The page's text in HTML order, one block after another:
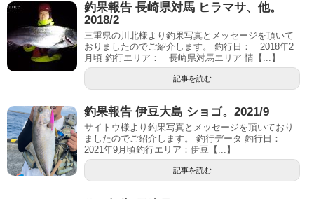
釣果報告 長崎県対馬 ヒラマサ、他。
2018/2
三重県の川北様より釣果写真とメッセージを頂いて
おりましたのでご紹介します。 釣行日： 2018年2
月頃 釣行エリア： 長崎県対馬エリア 情【...】
記事を読む
釣果報告 伊豆大島 ショゴ。2021/9
サイトウ様より釣果写真とメッセージを頂いており
ましたのでご紹介します。 釣行データ 釣行日：
2021年9月頃釣行エリア：伊豆【...】
記事を読む